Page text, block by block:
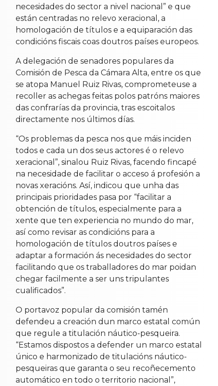
necesidades do sector a nivel nacional” e que
están centradas no relevo xeracional, a
homologación de títulos e a equiparación das
condicións fiscais coas doutros países europeos.
A delegación de senadores populares da
Comisión de Pesca da Cámara Alta, entre os que
se atopa Manuel Ruiz Rivas, comprometeuse a
recoller as achegas feitas polos patróns maiores
das confrarías da provincia, tras escoitalos
directamente nos últimos días.
“Os problemas da pesca nos que máis inciden
todos e cada un dos seus actores é o relevo
xeracional”, sinalou Ruiz Rivas, facendo fincapé
na necesidade de facilitar o acceso á profesión a
novas xeracións. Así, indicou que unha das
principais prioridades pasa por “facilitar a
obtención de títulos, especialmente para a
xente que ten experiencia no mundo do mar,
así como revisar as condicións para a
homologación de títulos doutros países e
adaptar a formación ás necesidades do sector
facilitando que os traballadores do mar poidan
chegar facilmente a ser uns tripulantes
cualificados”.
O portavoz popular da comisión tamén
defendeu a creación dun marco estatal común
que regule a titulación náutico-pesqueira.
“Estamos dispostos a defender un marco estatal
único e harmonizado de titulacións náutico-
pesqueiras que garanta o seu recoñecemento
automático en todo o territorio nacional”,